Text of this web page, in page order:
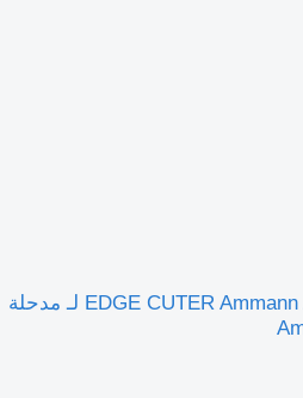
EDGE CUTER Ammann ARP 95/85 EDGE CUTER لـ مدحلة